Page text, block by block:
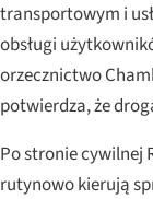
transportowym i
obsługi
orzecznictwo
potwierdza, że
Po stronie cywilnej
rutynowo kierują